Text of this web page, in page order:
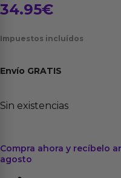
34.95€
Impuestos incluídos
Envío GRATIS
Sin existencias
Compra ahora y recíbelo
agosto